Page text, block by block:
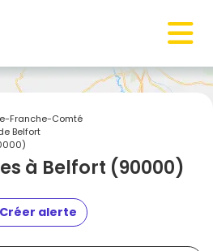
Franche-Comté
Belfort
à Belfort (90000)
Créer alerte